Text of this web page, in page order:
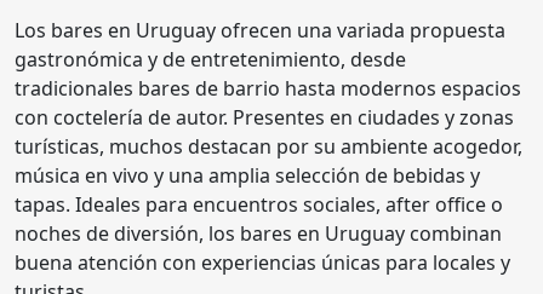
Los bares en Uruguay ofrecen una variada propuesta
gastronómica y de entretenimiento, desde
tradicionales bares de barrio hasta modernos espacios
con coctelería de autor. Presentes en ciudades y zonas
turísticas, muchos destacan por su ambiente acogedor,
música en vivo y una amplia selección de bebidas y
tapas. Ideales para encuentros sociales, after office o
noches de diversión, los bares en Uruguay combinan
buena atención con experiencias únicas para locales y